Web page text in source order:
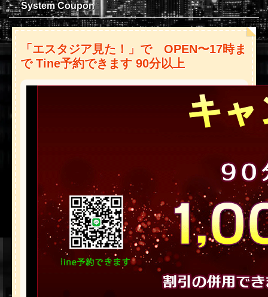
System Coupon
「エスタジア見た！」で OPEN〜17時ま
で Tine予約できます 90分以上